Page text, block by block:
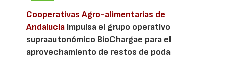
Cooperativas Agro-alimentarias de
Andalucía impulsa el grupo operativo
supraautonómico BioChargae para el
aprovechamiento de restos de poda